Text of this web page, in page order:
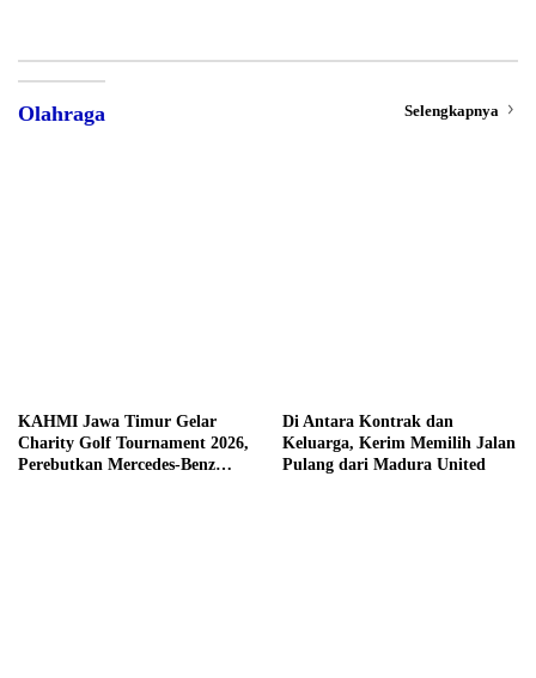
Olahraga Selengkapnya
KAHMI Jawa Timur Gelar
Charity Golf Tournament 2026,
Perebutkan Mercedes-Benz
Di Antara Kontrak dan
Keluarga, Kerim Memilih Jalan
Pulang dari Madura United